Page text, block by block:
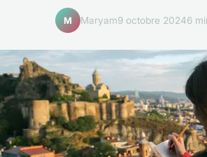
M Maryam9 octobre 20246